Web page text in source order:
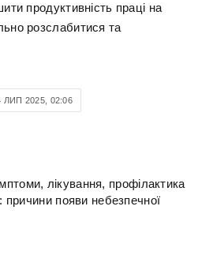
продуктивність праці на
розслабитися та
ЛИП 2025, 02:06
лікування, профілактика
появи небезпечної